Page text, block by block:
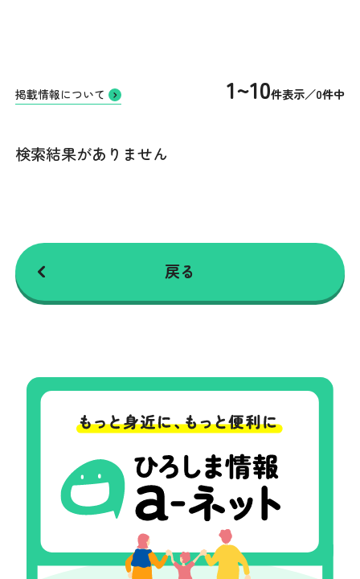
掲載情報について 1~10件表示／0件中
検索結果がありません
戻る